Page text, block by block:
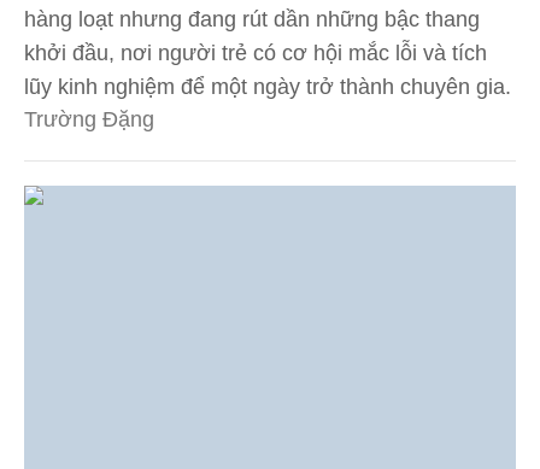
hàng loạt nhưng đang rút dần những bậc thang
khởi đầu, nơi người trẻ có cơ hội mắc lỗi và tích
lũy kinh nghiệm để một ngày trở thành chuyên gia.
Trường Đặng